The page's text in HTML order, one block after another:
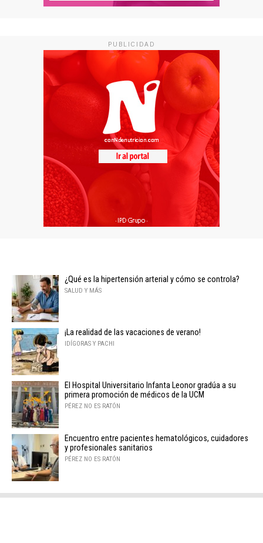
PUBLICIDAD
¿Qué es la hipertensión arterial y cómo se controla?
SALUD Y MÁS
¡La realidad de las vacaciones de verano!
IDÍGORAS Y PACHI
El Hospital Universitario Infanta Leonor gradúa a su
primera promoción de médicos de la UCM
PÉREZ NO ES RATÓN
Encuentro entre pacientes hematológicos, cuidadores
y profesionales sanitarios
PÉREZ NO ES RATÓN